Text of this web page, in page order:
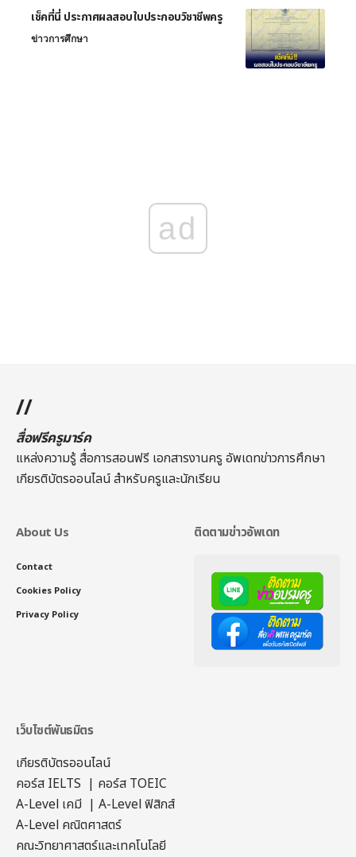
เช็คที่นี่ ประกาศผลสอบใบประกอบวิชาชีพครู
ข่าวการศึกษา
ad
//
สื่อฟรีครูมาร์ค
แหล่งความรู้ สื่อการสอนฟรี เอกสารงานครู อัพเดทข่าวการศึกษา
เกียรติบัตรออนไลน์สำหรับครูและนักเรียน
About Us
Contact
Cookies Policy
Privacy Policy
ติดตามข่าวอัพเดท
เว็บไซต์พันธมิตร
เกียรติบัตรออนไลน์
คอร์ส IELTS | คอร์ส TOEIC
A-Level เคมี | A-Level ฟิสิกส์
A-Level คณิตศาสตร์
คณะวิทยาศาสตร์และเทคโนโลยี